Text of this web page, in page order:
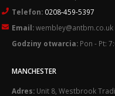
Telefon: 0208-459-5397
Email:wembley@antbm.co.uk
Godziny otwarcia: Pon - Pt:
MANCHESTER
Adres: Unit 8, Westbrook